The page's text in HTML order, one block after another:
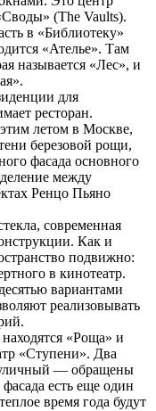
(The Vaults).
в «Библиотеку»
«Ателье». Там
называется «Лес», и
для
ресторан.
летом в Москве,
березовой рощи,
фасада основного
между
Ренцо Пьяно
современная
Как и
подвижно:
в кинотеатр.
вариантами
реализовывать
«Роща» и
«Ступени». Два
— обращены
есть еще один
время года будут